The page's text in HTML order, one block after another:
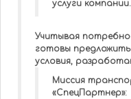
услуги компании.
Учитывая
готовы
условия,
Миссия
«СпецПартнер»: